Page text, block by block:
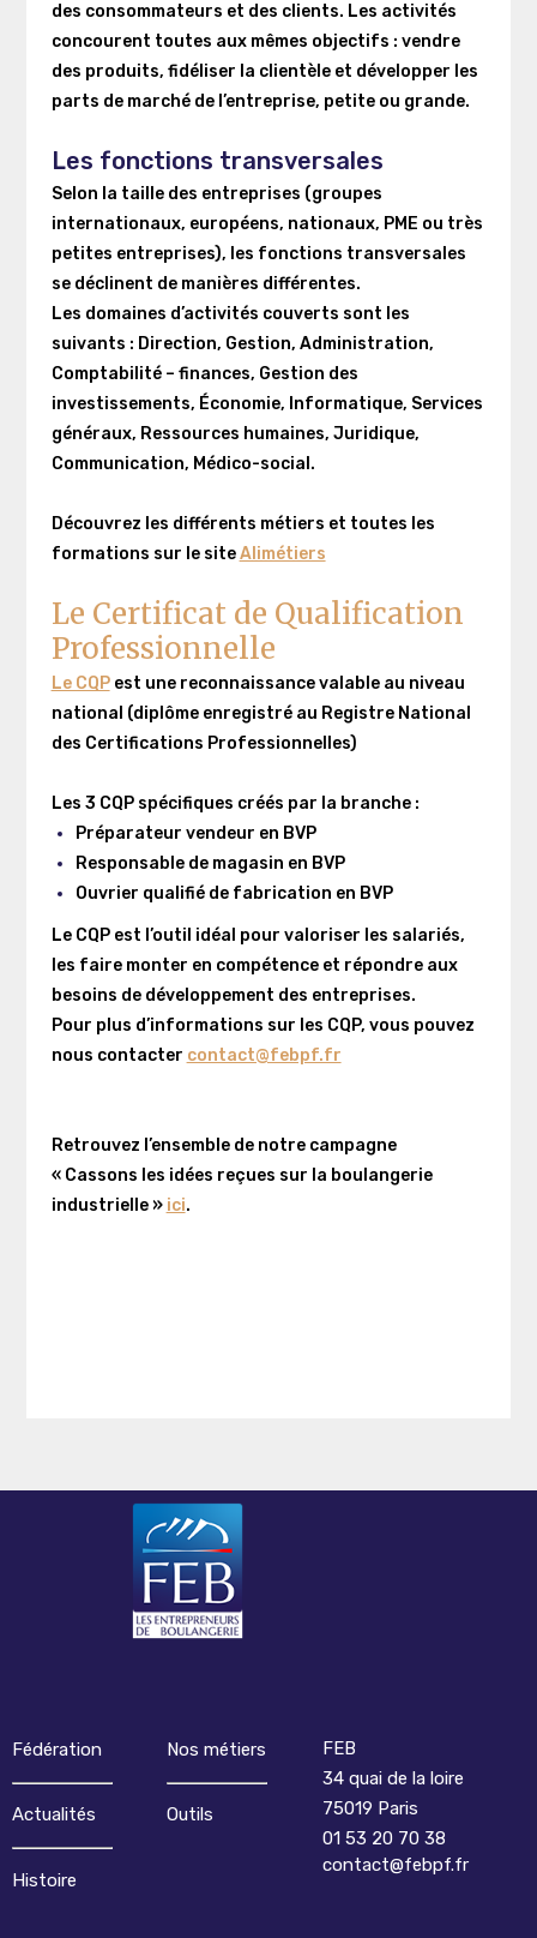
des consommateurs et des clients. Les activités
concourent toutes aux mêmes objectifs : vendre
des produits, fidéliser la clientèle et développer les
parts de marché de l’entreprise, petite ou grande.
Les fonctions transversales
Selon la taille des entreprises (groupes
internationaux, européens, nationaux, PME ou très
petites entreprises), les fonctions transversales
se déclinent de manières différentes.
Les domaines d’activités couverts sont les
suivants : Direction, Gestion, Administration,
Comptabilité – finances, Gestion des
investissements, Économie, Informatique, Services
généraux, Ressources humaines, Juridique,
Communication, Médico-social.
Découvrez les différents métiers et toutes les
formations sur le site Alimétiers
Le Certificat de Qualification
Professionnelle
Le CQPest une reconnaissance valable au niveau
national (diplôme enregistré au Registre National
des Certifications Professionnelles)
Les 3 CQP spécifiques créés par la branche :
Préparateur vendeur en BVP
Responsable de magasin en BVP
Ouvrier qualifié de fabrication en BVP
Le CQP est l’outil idéal pour valoriser les salariés,
les faire monter en compétence et répondre aux
besoins de développement des entreprises.
Pour plus d’informations sur les CQP, vous pouvez
nous contacter contact@febpf.fr
Retrouvez l’ensemble de notre campagne
« Cassons les idées reçues sur la boulangerie
industrielle » ici.
Fédération Nos métiers
FEB
34 quai de la loire
75019 Paris
01 53 20 70 38
contact@febpf.fr
Actualités Outils
Histoire